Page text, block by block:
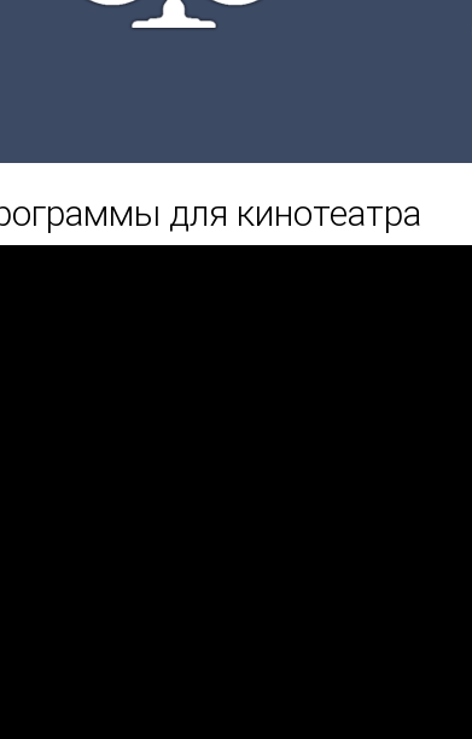
для кинотеатра